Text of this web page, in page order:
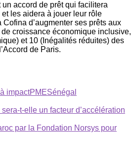
accord de prêt qui facilitera
et les aidera à jouer leur rôle
d’augmenter ses prêts aux
croissance économique inclusive,
et 10 (Inégalités réduites) des
de Paris.
impactPMESénégal
t-elle un facteur d’accélération
par la Fondation Norsys pour